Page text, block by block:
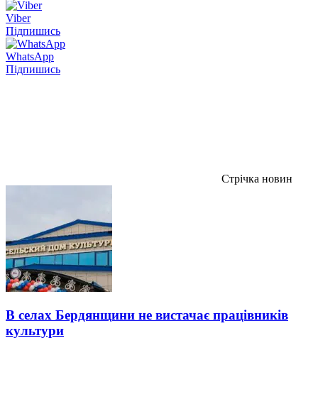
Viber
Підпишись
WhatsApp
Підпишись
Стрічка новин
В селах Бердянщини не вистачає працівників
культури